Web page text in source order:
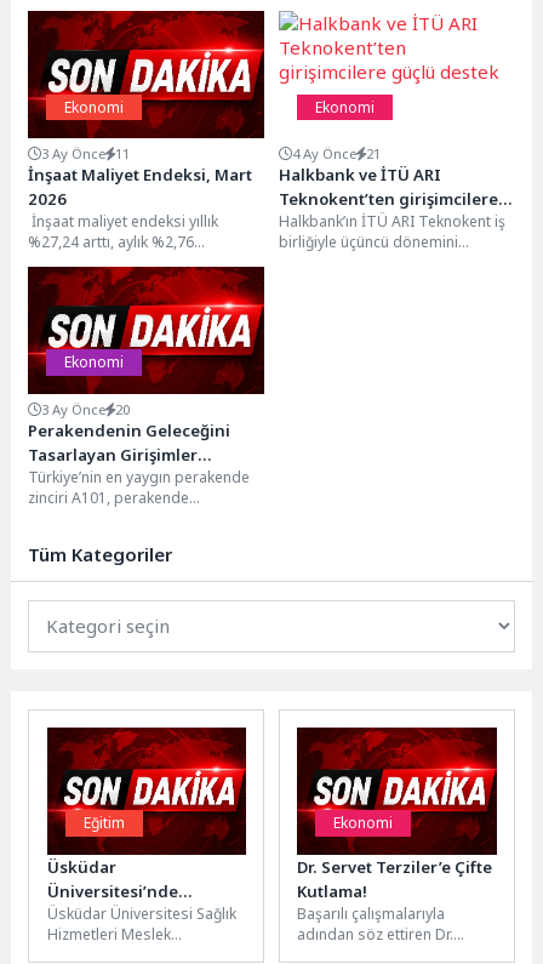
Ekonomi
3 Ay Önce 11
İnşaat Maliyet Endeksi, Mart
2026
İnşaat maliyet endeksi yıllık
%27,24 arttı, aylık %2,76
arttıİnşaat maliyet endeksi, 2026
yılı Mart ayında...
Ekonomi
4 Ay Önce 21
Halkbank ve İTÜ ARI
Teknokent’ten girişimcilere
güçlü destek
Halkbank’ın İTÜ ARI Teknokent iş
birliğiyle üçüncü dönemini
Ekonomi
3 Ay Önce 20
Perakendenin Geleceğini
Tasarlayan Girişimler
A101’de Buluşuyor
Türkiye’nin en yaygın perakende
zinciri A101, perakende
101” programı kapsamında bir
araya...
Tüm Kategoriler
Eğitim
Üsküdar
Üniversitesi’nde
“Doğadan Sofraya: Yeşil
Dönüşüm” buluşması
Üsküdar Üniversitesi Sağlık
Hizmetleri Meslek
Ekonomi
Dr. Servet Terziler’e Çifte
Kutlama!
Başarılı çalışmalarıyla
adından söz ettiren Dr.